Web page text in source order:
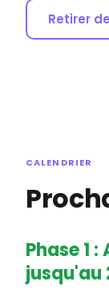
Retirer
CALENDRIER
Phase 1
jusqu'au